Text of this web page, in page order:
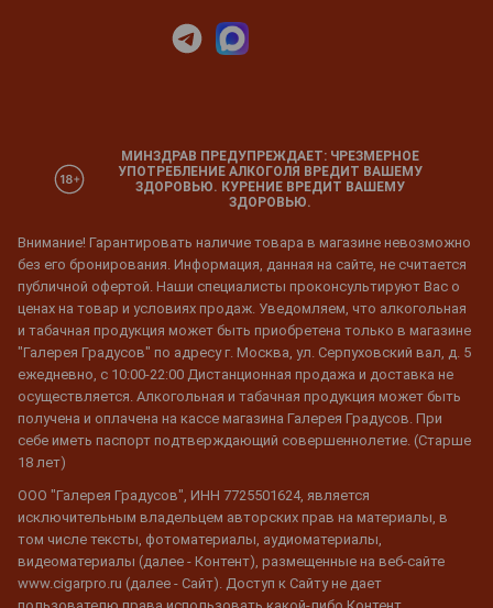
МИНЗДРАВ ПРЕДУПРЕЖДАЕТ: ЧРЕЗМЕРНОЕ
УПОТРЕБЛЕНИЕ АЛКОГОЛЯ ВРЕДИТ ВАШЕМУ
ЗДОРОВЬЮ. КУРЕНИЕ ВРЕДИТ ВАШЕМУ
ЗДОРОВЬЮ.
Внимание! Гарантировать наличие товара в магазине невозможно
без его бронирования. Информация, данная на сайте, не считается
публичной офертой. Наши специалисты проконсультируют Вас о
ценах на товар и условиях продаж. Уведомляем, что алкогольная
и табачная продукция может быть приобретена только в магазине
"Галерея Градусов" по адресу г. Москва, ул. Серпуховский вал, д. 5
ежедневно, с 10:00-22:00 Дистанционная продажа и доставка не
осуществляется. Алкогольная и табачная продукция может быть
получена и оплачена на кассе магазина Галерея Градусов. При
себе иметь паспорт подтверждающий совершеннолетие. (Старше
18 лет)
ООО "Галерея Градусов", ИНН 7725501624, является
исключительным владельцем авторских прав на материалы, в
том числе тексты, фотоматериалы, аудиоматериалы,
видеоматериалы (далее - Контент), размещенные на веб-сайте
www.cigarpro.ru (далее - Сайт). Доступ к Сайту не дает